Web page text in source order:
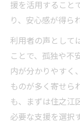
援を活用すること
り、安心感が得ら
利用者の声として
ことで、孤独や不
内が分かりやすく
ものが多く寄せら
も、まずは住之江
必要な支援を選択